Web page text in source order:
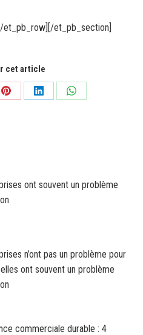
et_pb_section]
cet article
PartagerPartagerPartager
ont souvent un problème
n’ont pas un problème pour
ont souvent un problème
commerciale durable : 4